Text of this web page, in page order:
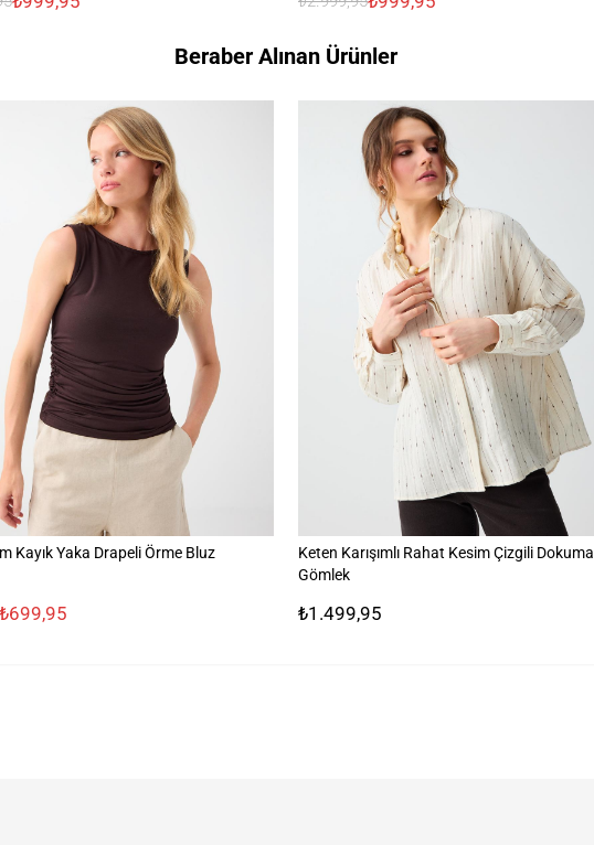
Beraber Alınan Ürünler
Kayık Yaka Drapeli Örme Bluz
Keten Karışımlı Rahat Kesim Çizgili Dokuma
Gömlek
₺1.499,95